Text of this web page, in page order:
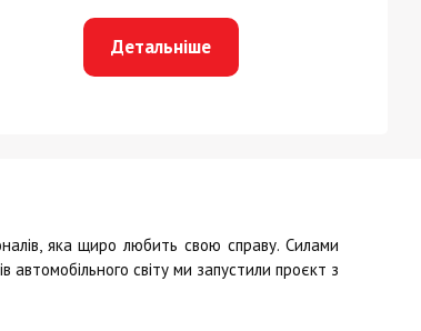
Детальніше
яка щиро любить свою справу. Силами
автомобільного світу ми запустили проєкт з